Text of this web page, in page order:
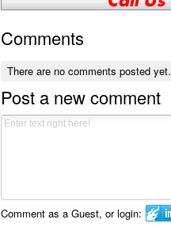
Comments
There are no comments posted yet.
Post a new comment
Comment as a Guest, or login: